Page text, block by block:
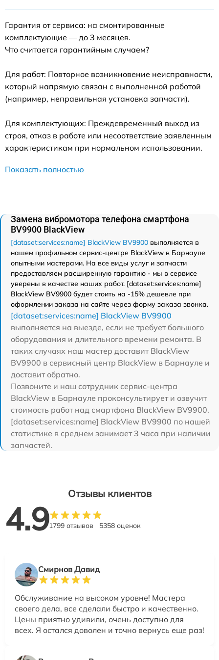
Гарантия от сервиса: на смонтированные
комплектующие — до 3 месяцев.
Что считается гарантийным случаем?
Для работ: Повторное возникновение неисправности,
который напрямую связан с выполненной работой
(например, неправильная установка запчасти).
Для комплектующих: Преждевременный выход из
строя, отказ в работе или несоответствие заявленным
характеристикам при нормальном использовании.
Показать полностью
Замена вибромотора телефона смартфона
BV9900 BlackView
[dataset:services:name] BlackView BV9900 выполняется в
нашем профильном сервис-центре BlackView в Барнауле
опытными мастерами. На все виды услуг и запчасти
предоставляем расширенную гарантию - мы в сервисе
уверены в качестве наших работ. [dataset:services:name]
BlackView BV9900 будет стоить на -15% дешевле при
оформлении заказа на сайте через форму заказа звонка.
[dataset:services:name] BlackView BV9900
выполняется на выезде, если не требует большого
оборудования и длительного времени ремонта. В
таких случаях наш мастер доставит BlackView
BV9900 в сервисный центр BlackView в Барнауле и
доставит обратно.
Позвоните и наш сотрудник сервис-центра
BlackView в Барнауле проконсультирует и озвучит
стоимость работ над смартфона BlackView BV9900.
[dataset:services:name] BlackView BV9900 по нашей
статистике в среднем занимает 3 часа при наличии
запчастей.
Отзывы клиентов
4.91799 отзывов 5358 оценок
Смирнов Давид
Обслуживание на высоком уровне! Мастера
своего дела, все сделали быстро и качественно.
Цены приятно удивили, очень доступно для
всех. Я остался доволен и точно вернусь еще раз!